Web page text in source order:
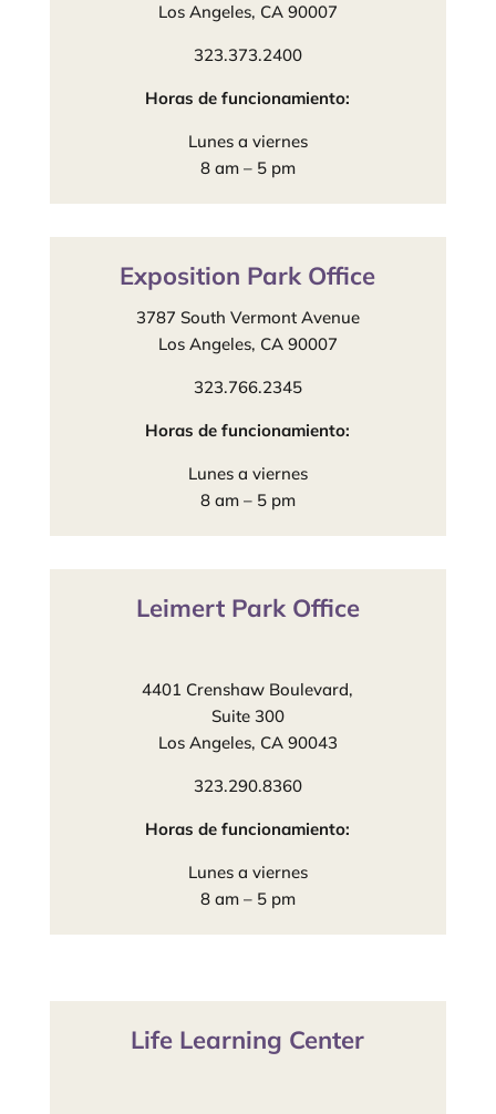
Los Angeles, CA 90007
323.373.2400
Horas de funcionamiento:
Lunes a viernes
8 am – 5 pm
Exposition Park Office
3787 South Vermont Avenue
Los Angeles, CA 90007
323.766.2345
Horas de funcionamiento:
Lunes a viernes
8 am – 5 pm
Leimert Park Office
4401 Crenshaw Boulevard,
Suite 300
Los Angeles, CA 90043
323.290.8360
Horas de funcionamiento:
Lunes a viernes
8 am – 5 pm
Life Learning Center